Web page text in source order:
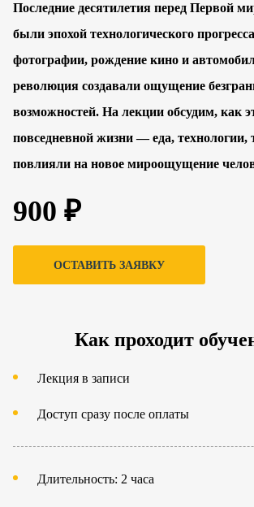
Последние десятилетия перед Первой
были эпохой технологического
фотографии, рождение кино и
революция создавали ощущение
возможностей. На лекции обсудим, как
повседневной жизни — еда,
повлияли на новое мироощущение
900 ₽
ОСТАВИТЬ ЗАЯВКУ
Как проходит
Лекция в записи
Доступ сразу после оплаты
Длительность: 2 часа